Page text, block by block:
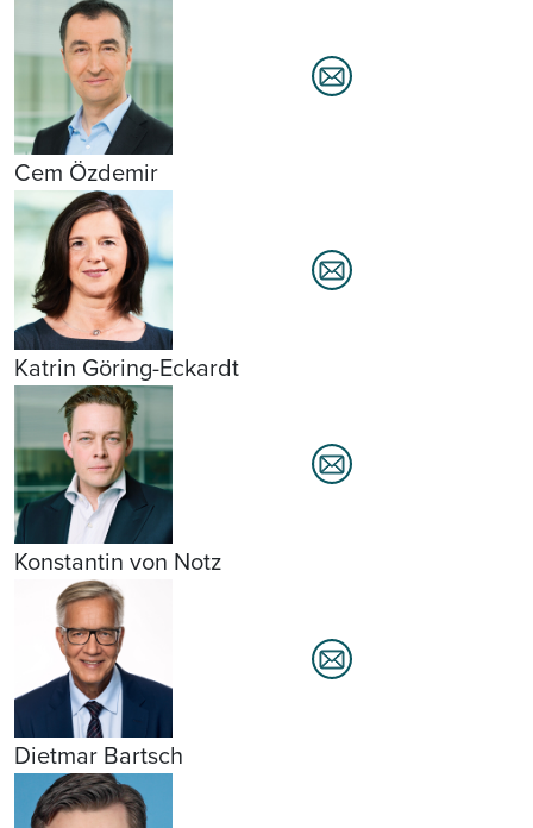
Cem Özdemir
Katrin Göring-Eckardt
Konstantin von Notz
Dietmar Bartsch